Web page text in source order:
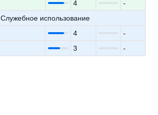
4
-
Служебное использование
4
-
3 -